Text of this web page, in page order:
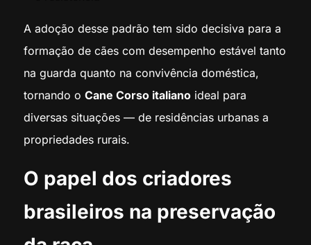
A adoção desse padrão tem sido decisiva para a
formação de cães com desempenho estável tanto
na guarda quanto na convivência doméstica,
tornando o Cane Corso italianoideal para
diversas situações — de residências urbanas a
propriedades rurais.
O papel dos criadores
brasileiros na preservação